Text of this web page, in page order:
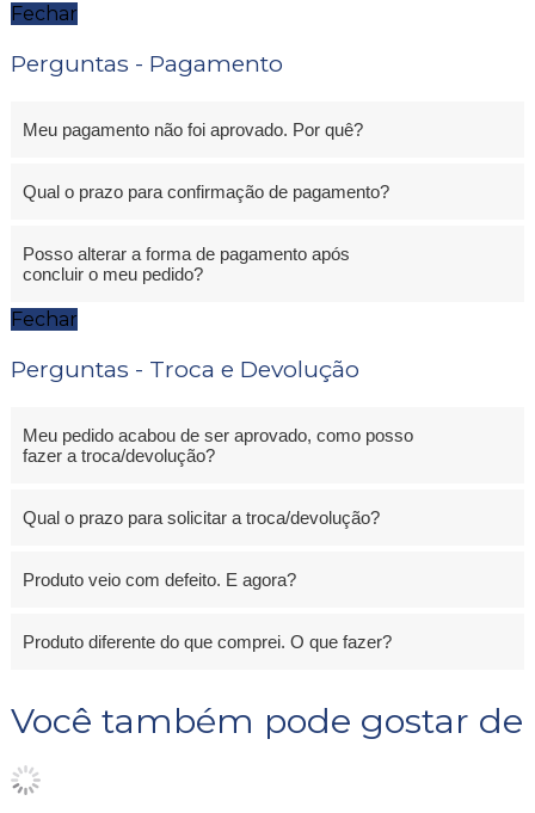
Fechar
Perguntas - Pagamento
Meu pagamento não foi aprovado. Por quê?
Qual o prazo para confirmação de pagamento?
Posso alterar a forma de pagamento após
concluir o meu pedido?
Fechar
Perguntas - Troca e Devolução
Meu pedido acabou de ser aprovado, como posso
fazer a troca/devolução?
Qual o prazo para solicitar a troca/devolução?
Produto veio com defeito. E agora?
Produto diferente do que comprei. O que fazer?
Você também pode gostar de